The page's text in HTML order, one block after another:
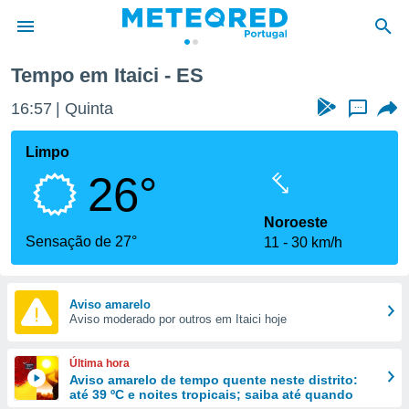
da
foi
fornecidas
a este
das
e
forma
digital
Tempo em Itaici - ES
16:57 Quinta ...
Limpo
26°
Sensação de 27°
Noroeste
11
30 km/h
Aviso amarelo
Aviso moderado por outros em Itaici hoje
Última hora
Aviso amarelo de tempo quente neste distrito:
até 39 ºC e noites tropicais; saiba até quando